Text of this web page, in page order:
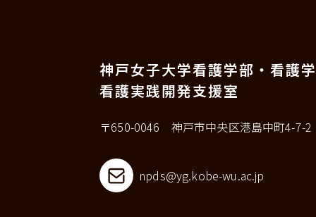
神戸女子大学看護学部・看護
看護実践開発支援室
〒650-0046 神戸市中央区港島中町4-7-2
npds@yg.kobe-wu.ac.jp